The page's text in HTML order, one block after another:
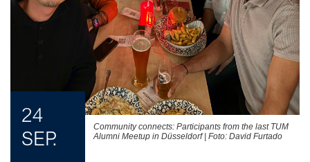
Community connects: Participants from the last TUM
Alumni Meetup in Düsseldorf | Foto: David Furtado
24
SEP.